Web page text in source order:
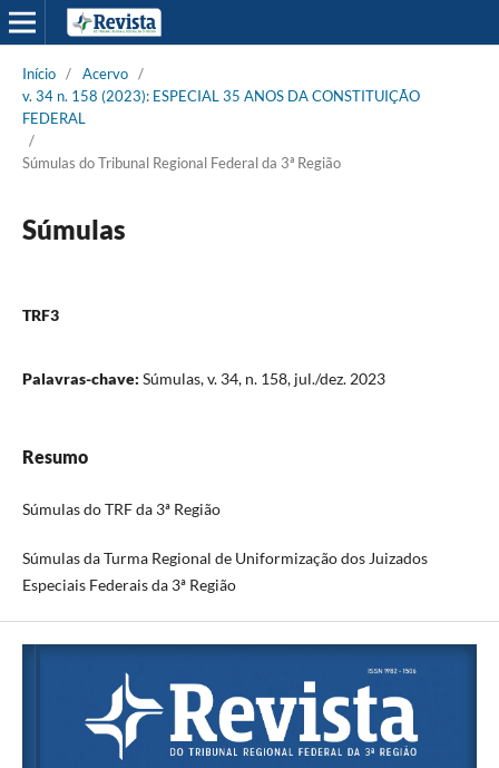
Início / Acervo /
v. 34 n. 158 (2023): ESPECIAL 35 ANOS DA CONSTITUIÇÃO
FEDERAL
/
Súmulas do Tribunal Regional Federal da 3ª Região
Súmulas
TRF3
Palavras-chave: Súmulas, v. 34, n. 158, jul./dez. 2023
Resumo
Súmulas do TRF da 3ª Região
Súmulas da Turma Regional de Uniformização dos Juizados
Especiais Federais da 3ª Região